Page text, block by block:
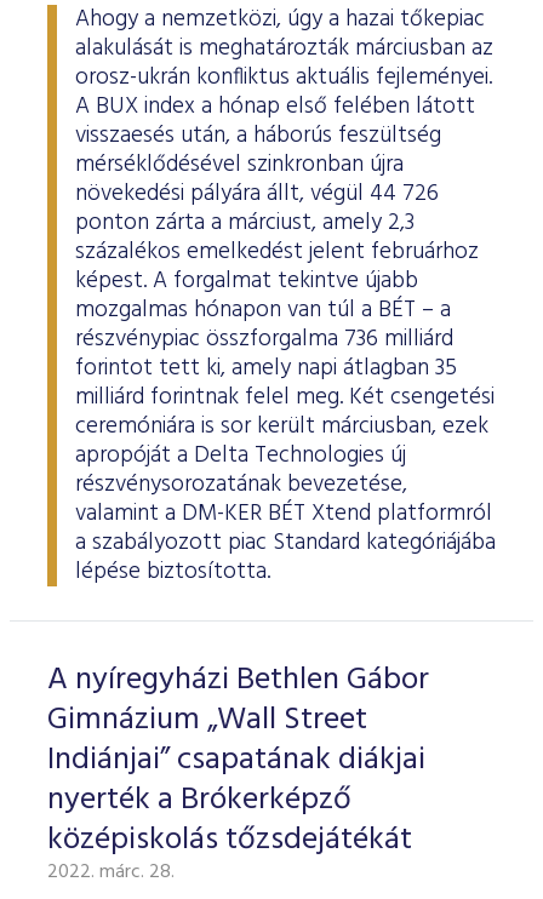
Ahogy a nemzetközi, úgy a hazai tőkepiac
alakulását is meghatározták márciusban az
orosz-ukrán konfliktus aktuális fejleményei.
A BUX index a hónap első felében látott
visszaesés után, a háborús feszültség
mérséklődésével szinkronban újra
növekedési pályára állt, végül 44 726
ponton zárta a márciust, amely 2,3
százalékos emelkedést jelent februárhoz
képest. A forgalmat tekintve újabb
mozgalmas hónapon van túl a BÉT – a
részvénypiac összforgalma 736 milliárd
forintot tett ki, amely napi átlagban 35
milliárd forintnak felel meg. Két csengetési
ceremóniára is sor került márciusban, ezek
apropóját a Delta Technologies új
részvénysorozatának bevezetése,
valamint a DM-KER BÉT Xtend platformról
a szabályozott piac Standard kategóriájába
lépése biztosította.
A nyíregyházi Bethlen Gábor
Gimnázium „Wall Street
Indiánjai” csapatának diákjai
nyerték a Brókerképző
középiskolás tőzsdejátékát
2022. márc. 28.